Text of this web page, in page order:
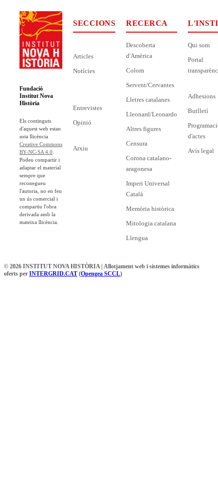
Fundació
Institut Nova
Història
Els continguts
d'aquest web estan
sota llicència
Creative Commons
BY-NC-SA 4.0
Podeu compartir i
adaptar el material
sempre que
reconegueu
l'autoria, no en feu
un ús comercial i
compartiu l'obra
derivada amb la
mateixa llicència.
SECCIONS
Articles
Notícies
Entrevistes
Opinió
Arxiu
RECERCA
Descoberta
d'Amèrica
Colom
Servent/Cervantes
Lletres catalanes
Lleonard/Leonardo
Altres figures
Censura
Corona catalano-
aragonesa
Imperi Universal
Català
Memòria històrica
Mitologia catalana
Llengua
Qui som
Portal
Adhesions
Butlletí
d'actes
Avís legal
© 2026 INSTITUT NOVA HISTÒRIA | Allotjament web i sistemes informàtics
oferts per INTERGRID.CAT (Opengea SCCL)